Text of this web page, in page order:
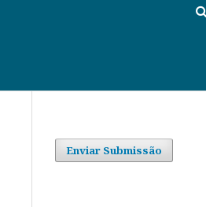
Enviar Submissão